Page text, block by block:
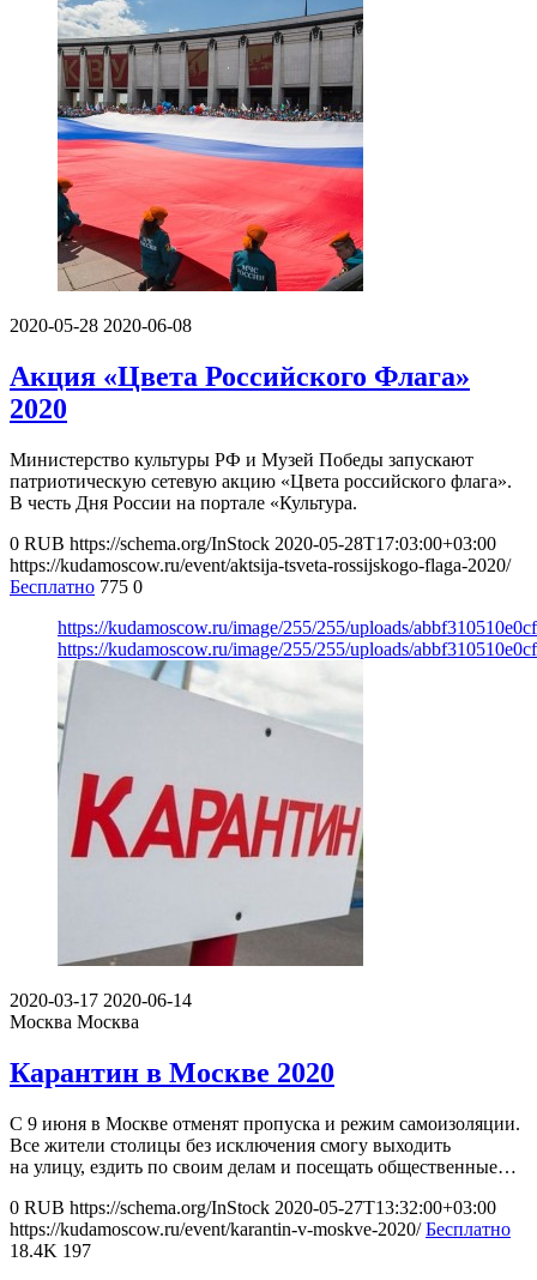
2020-05-28 2020-06-08
Акция «Цвета Российского Флага»
2020
Министерство культуры РФ и Музей Победы запускают
патриотическую сетевую акцию «Цвета российского флага».
В честь Дня России на портале «Культура.
0 RUB https://schema.org/InStock 2020-05-28T17:03:00+03:00
https://kudamoscow.ru/event/aktsija-tsveta-rossijskogo-flaga-2020/
Бесплатно 775 0
https://kudamoscow.ru/image/255/255/uploads/
https://kudamoscow.ru/image/255/255/uploads/
2020-03-17 2020-06-14
Москва Москва
Карантин в Москве 2020
С 9 июня в Москве отменят пропуска и режим самоизоляции.
Все жители столицы без исключения смогу выходить
на улицу, ездить по своим делам и посещать общественные…
0 RUB https://schema.org/InStock 2020-05-27T13:32:00+03:00
https://kudamoscow.ru/event/karantin-v-moskve-2020/ Бесплатно
18.4K 197